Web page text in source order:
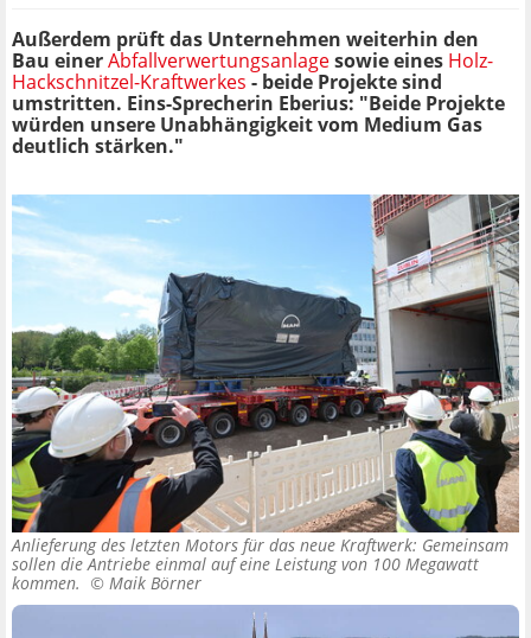
Außerdem prüft das Unternehmen weiterhin den
Bau einerAbfallverwertungsanlagesowie eines Holz-
Hackschnitzel-Kraftwerkes - beide Projekte sind
umstritten. Eins-Sprecherin Eberius: "Beide Projekte
würden unsere Unabhängigkeit vom Medium Gas
deutlich stärken."
Anlieferung des letzten Motors für das neue Kraftwerk: Gemeinsam
sollen die Antriebe einmal auf eine Leistung von 100 Megawatt
kommen. © Maik Börner